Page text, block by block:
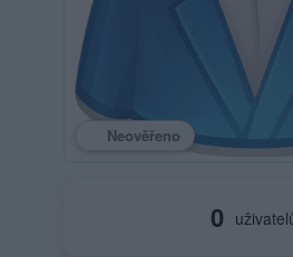
Neověřeno
0